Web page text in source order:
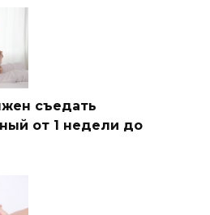
съедать
от 1 недели до